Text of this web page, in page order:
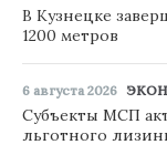
В Кузнецке
1200 метров
6 августа 2026
Субъекты МСП
льготного